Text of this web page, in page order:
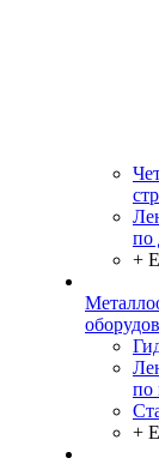
по
+
по
+